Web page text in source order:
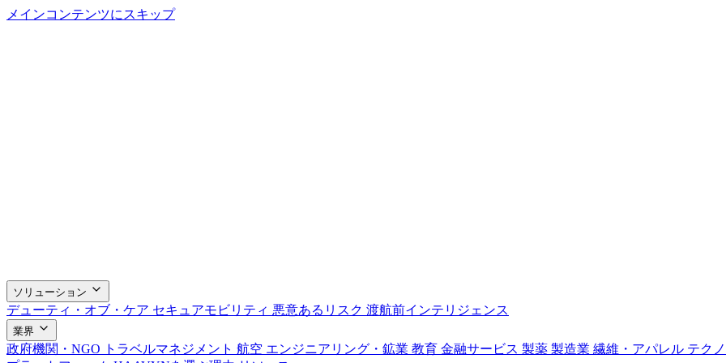
メインコンテンツにスキップ
ソリューション
デューティ・オブ・ケア セキュアモビリティ 悪意あるリスク 渡航前インテリジェンス
業界
政府機関・NGO トラベルマネジメント 航空 エンジニアリング・鉱業 教育 金融サービス 製薬 製造業 繊維・アパレル テク